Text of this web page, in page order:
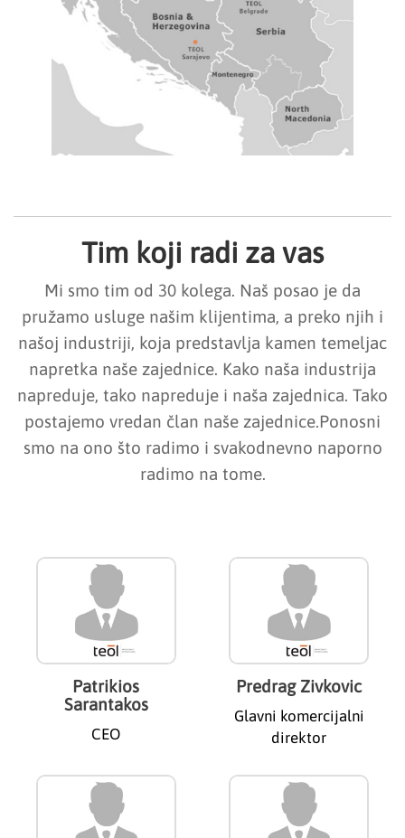
Tim koji radi za vas
Mi smo tim od 30 kolega. Naš posao je da
pružamo usluge našim klijentima, a preko njih i
našoj industriji, koja predstavlja kamen temeljac
napretka naše zajednice. Kako naša industrija
napreduje, tako napreduje i naša zajednica. Tako
postajemo vredan član naše zajednice.Ponosni
smo na ono što radimo i svakodnevno naporno
radimo na tome.
Patrikios
Sarantakos
CEO
Predrag Zivkovic
Glavni komercijalni
direktor